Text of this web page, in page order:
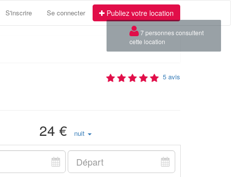
S'inscrire Se connecter Publiez votre location
5 avis
24 € nuit
×
7 personnes consultent
cette location